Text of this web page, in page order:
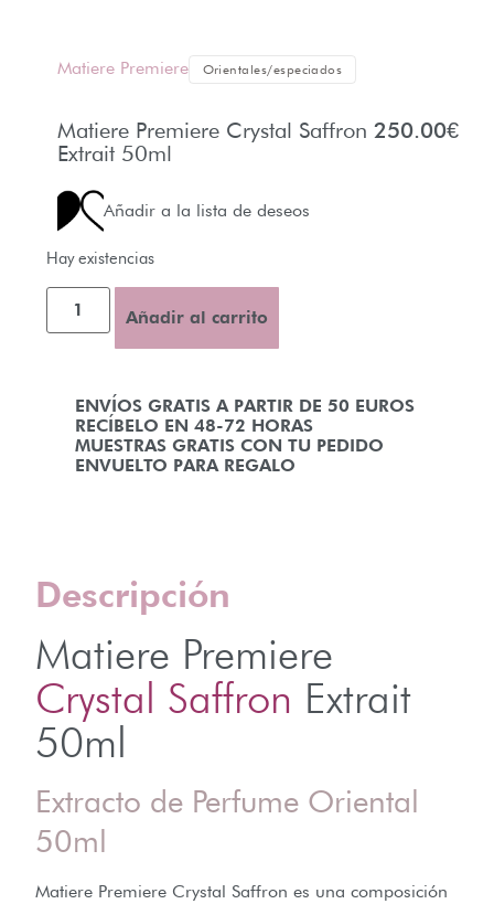
Matiere Premiere Orientales/especiados
Matiere Premiere Crystal Saffron
Extrait 50ml
250.00€
Añadir a la lista de deseos
ENVÍOS GRATIS A PARTIR DE 50 EUROS
RECÍBELO EN 48-72 HORAS
MUESTRAS GRATIS CON TU PEDIDO
ENVUELTO PARA REGALO
Hay existencias
Añadir al carrito
Descripción
Matiere Premiere
Crystal Saffron Extrait
50ml
Extracto de Perfume Oriental
50ml
Matiere Premiere Crystal Saffron es una composición